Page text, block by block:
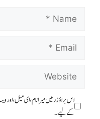
Email
Website
اس براؤزر میں میرا نام، ای میل، اور
کےلیے۔